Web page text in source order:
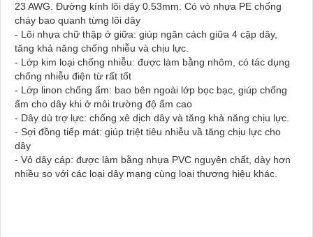
23 AWG. Đường kính lõi dây 0.53mm. Có vỏ nhựa PE chống
cháy bao quanh từng lõi dây
- Lõi nhựa chữ thập ở giữa: giúp ngăn cách giữa 4 cặp dây,
tăng khả năng chống nhiễu và chịu lực.
- Lớp kim loại chống nhiễu: được làm bằng nhôm, có tác dụng
chống nhiễu điện từ rất tốt
- Lớp linon chống ẩm: bao bên ngoài lớp bọc bạc, giúp chống
ẩm cho dây khi ở môi trường độ ẩm cao
- Dây dù trợ lực: chống xê dịch dây và tăng khả năng chịu lực.
- Sợi đồng tiếp mát: giúp triệt tiêu nhiễu vầ tăng chịu lực cho
dây
- Vỏ dây cáp: được làm bằng nhựa PVC nguyên chất, dày hơn
nhiều so với các loại dây mạng cùng loại thương hiệu khác.